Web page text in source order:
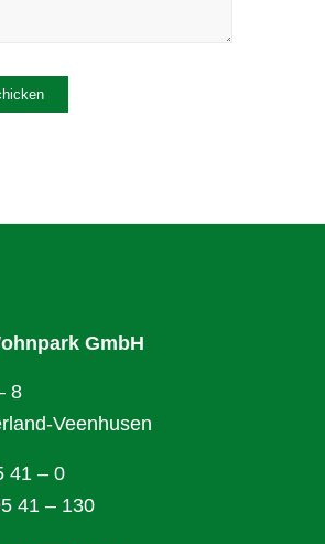
GmbH
8
Veenhusen
41 – 0
41 – 130